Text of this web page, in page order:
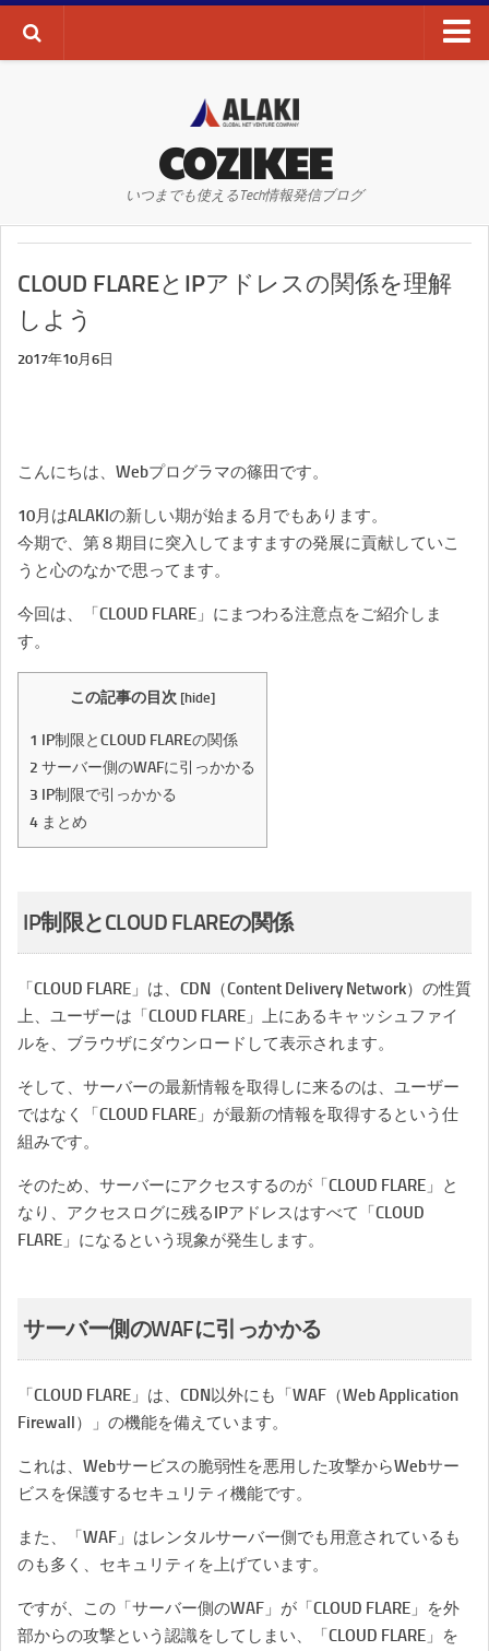
AI・ディープラーニング
WEBサイト
WEBマーケティング
SEO
SNS
COZIKEE
いつまでも使えるTech情報発信ブログ
CLOUD FLAREとIPアドレスの関係を理解
しよう
2017年10月6日
こんにちは、Webプログラマの篠田です。
10月はALAKIの新しい期が始まる月でもあります。
今期で、第８期目に突入してますますの発展に貢献していこ
うと心のなかで思ってます。
今回は、「CLOUD FLARE」にまつわる注意点をご紹介しま
す。
この記事の目次 [hide]
1 IP制限とCLOUD FLAREの関係
2 サーバー側のWAFに引っかかる
3 IP制限で引っかかる
4 まとめ
IP制限とCLOUD FLAREの関係
「CLOUD FLARE」は、CDN（Content Delivery Network）の性質
上、ユーザーは「CLOUD FLARE」上にあるキャッシュファイ
ルを、ブラウザにダウンロードして表示されます。
そして、サーバーの最新情報を取得しに来るのは、ユーザー
ではなく「CLOUD FLARE」が最新の情報を取得するという仕
組みです。
そのため、サーバーにアクセスするのが「CLOUD FLARE」と
なり、アクセスログに残るIPアドレスはすべて「CLOUD
FLARE」になるという現象が発生します。
サーバー側のWAFに引っかかる
「CLOUD FLARE」は、CDN以外にも「WAF（Web Application
Firewall）」の機能を備えています。
これは、Webサービスの脆弱性を悪用した攻撃からWebサー
ビスを保護するセキュリティ機能です。
また、「WAF」はレンタルサーバー側でも用意されているも
のも多く、セキュリティを上げています。
ですが、この「サーバー側のWAF」が「CLOUD FLARE」を外
部からの攻撃という認識をしてしまい、「CLOUD FLARE」を